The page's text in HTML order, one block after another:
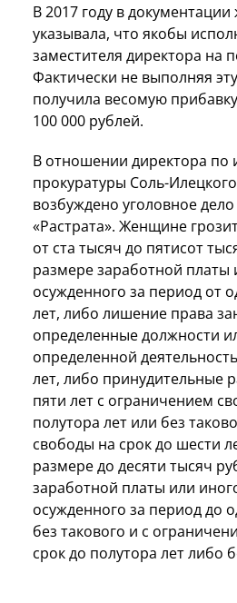
В 2017 году в
указывала, что якобы
заместителя директора на
Фактически не выполняя
получила весомую
100 000 рублей.
В отношении директора по
прокуратуры Соль-
возбуждено уголовное дело
«Растрата». Женщине
от ста тысяч до пятисот
размере заработной платы
осужденного за период от
лет, либо лишение права
определенные должности
определенной
лет, либо принудительные
пяти лет с ограничением
полутора лет или без
свободы на срок до шести
размере до десяти тысяч
заработной платы или
осужденного за период до
без такового и с
срок до полутора лет либо